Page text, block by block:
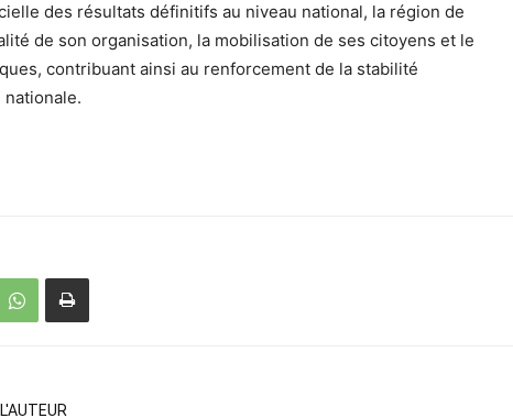
des résultats définitifs au niveau national, la région de
de son organisation, la mobilisation de ses citoyens et le
contribuant ainsi au renforcement de la stabilité